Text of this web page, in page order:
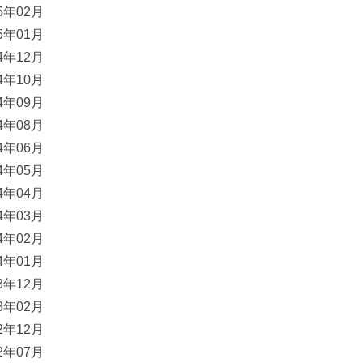
02月
01月
12月
10月
09月
08月
06月
05月
04月
03月
02月
01月
12月
02月
12月
07月